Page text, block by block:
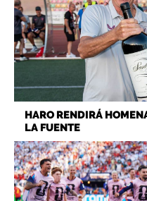
HARO RENDIRÁ
LA FUENTE